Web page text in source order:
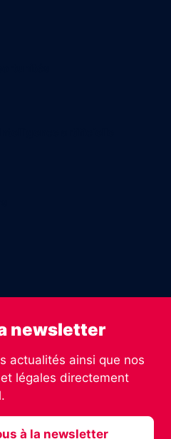
newsletter
actualités ainsi que nos
légales directement
à la newsletter